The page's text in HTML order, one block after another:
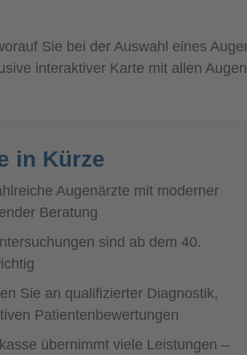
Sie bei der Auswahl eines
interaktiver Karte mit allen
in Kürze
Augenärzte mit moderner
Beratung
sind ab dem 40.
Sie an qualifizierter Diagnostik,
Patientenbewertungen
übernimmt viele Leistungen –